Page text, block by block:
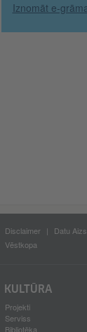
Iznomāt e-
Disclaimer Datu
Vēstkopa
KULTŪRA
Projekti
Serviss
Bibliotēka